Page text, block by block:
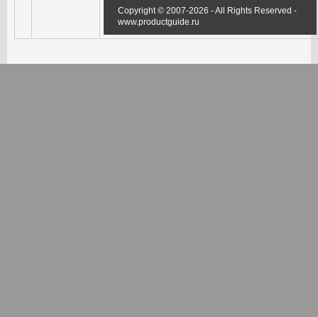
Copyright © 2007-2026 - All Rights Reserved -
www.productguide.ru